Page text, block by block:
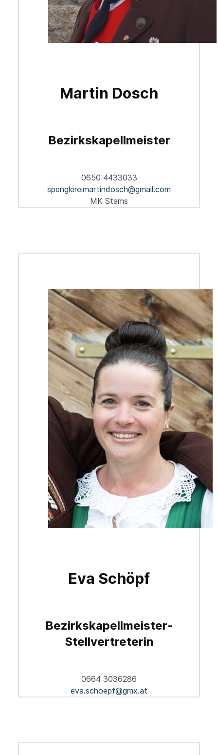
Martin Dosch
Bezirkskapellmeister
0650 4433033
spenglereimartindosch@gmail.com
MK Stams
Eva Schöpf
Bezirkskapellmeister-
Stellvertreterin
0664 3036286
eva.schoepf@gmx.at